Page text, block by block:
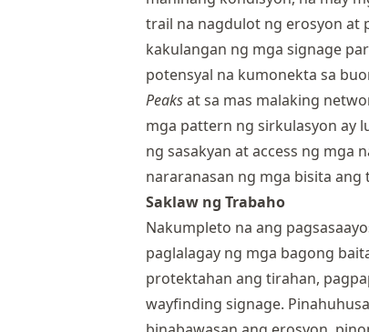
trail na nagdulot ng erosyon at
kakulangan ng mga signage
potensyal na kumonekta sa
Peaksat sa mas malaking
mga pattern ng sirkulasyon ay
ng sasakyan at access ng mga
nararanasan ng mga bisita ang
Saklaw ng Trabaho
Nakumpleto na ang
paglalagay ng mga bagong
protektahan ang tirahan,
wayfinding signage.